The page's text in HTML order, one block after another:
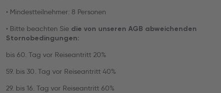
• Mindestteilnehmer: 8 Personen
• Bitte beachten Sie die von unseren AGB abweichenden
Stornobedingungen:
bis 60. Tag vor Reiseantritt 20%
59. bis 30. Tag vor Reiseantritt 40%
29. bis 16. Tag vor Reiseantritt 60%